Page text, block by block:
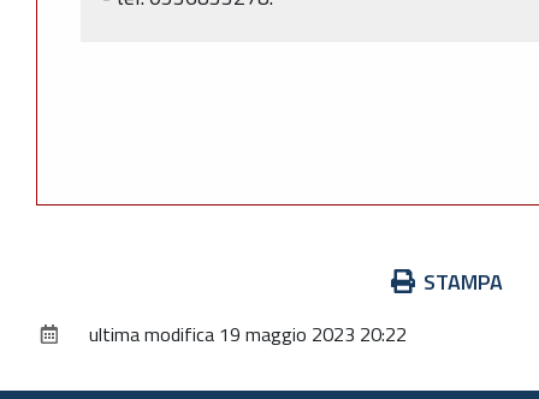
documento
STAMPA
ultima modifica 19 maggio 2023 20:22